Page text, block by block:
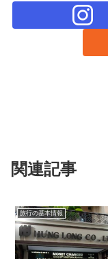
関連記事
旅行の基本情報